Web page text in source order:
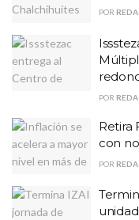
POR
POR
Retira
con
POR